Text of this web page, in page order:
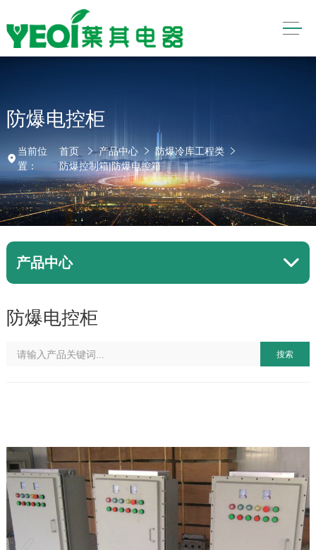
防爆电控柜
当前位
置：
首页 产品中心
防爆冷库工程类
防爆控制箱|防爆电控箱
产品中心
防爆电控柜
搜索